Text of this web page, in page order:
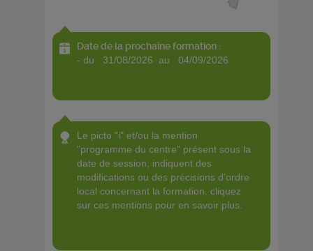
Date de la prochaine formation :
- du 31/08/2026 au 04/09/2026
le picto "i" et/ou la mention
"programme du centre" présent sous la
date de session, indiquent des
modifications ou des précisions d'ordre
local concernant la formation. cliquez
sur ces mentions pour en savoir plus.